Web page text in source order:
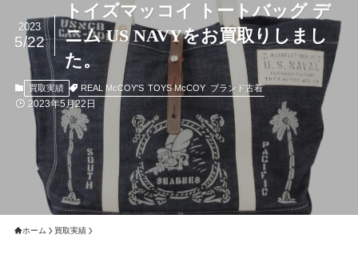
トイズマッコイ トートバッグ デ
ニム US NAVYをお買取りしまし
た。
2023
5/22
買取実績 REAL McCOY'S TOYS McCOY ブランド古着
2023年5月22日
ホーム 買取実績